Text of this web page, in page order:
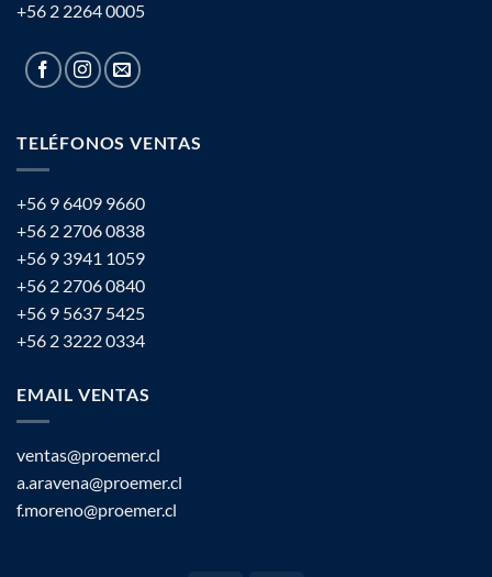
+56 2 2264 0005
TELÉFONOS VENTAS
+56 9 6409 9660
+56 2 2706 0838
+56 9 3941 1059
+56 2 2706 0840
+56 9 5637 5425
+56 2 3222 0334
EMAIL VENTAS
ventas@proemer.cl
a.aravena@proemer.cl
f.moreno@proemer.cl